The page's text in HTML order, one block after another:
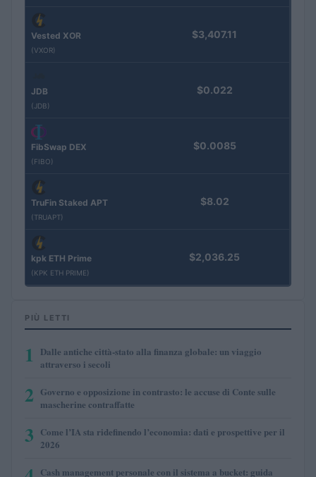
Vested XOR
(VXOR)
$3,407.11
JDB
(JDB)
$0.022
FibSwap DEX
(FIBO)
$0.0085
TruFin Staked APT
(TRUAPT)
$8.02
kpk ETH Prime
(KPK ETH PRIME)
$2,036.25
PIÙ LETTI
1
Dalle antiche città-stato alla finanza globale: un viaggio
attraverso i secoli
2 Governo e opposizione in contrasto: le accuse di Conte sulle
mascherine contraffatte
3 Come l’IA sta ridefinendo l’economia: dati e prospettive per il
2026
Cash management personale con il sistema a bucket: guida